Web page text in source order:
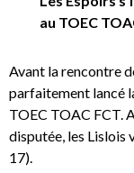
au TOEC
Avant la rencontre
parfaitement lancé
TOEC TOAC FCT.
disputée, les Lislois
17).